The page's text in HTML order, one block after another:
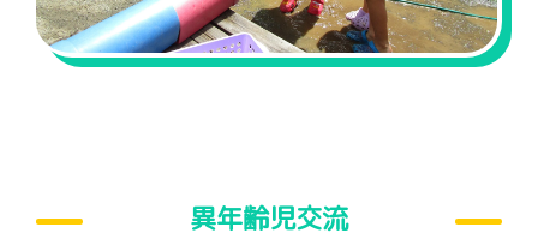
異年齢児交流